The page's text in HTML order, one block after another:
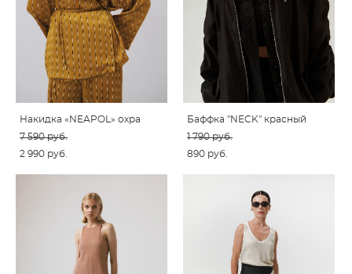
Накидка «NEAPOL» охра
7 590 pуб.
2 990 pуб.
Баффка "NECK" красный
1 790 pуб.
890 pуб.